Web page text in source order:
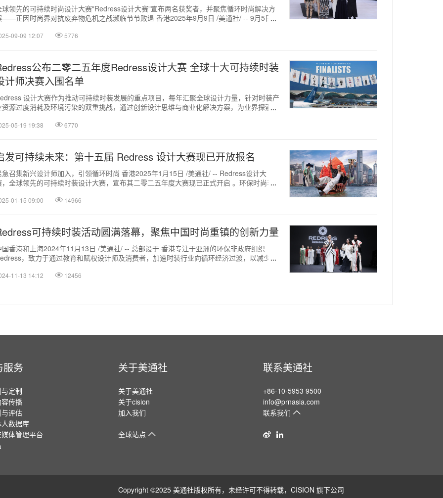
球领先的可持续时尚设计大赛"Redress设计大赛"宣布两名获奖者，并聚焦循环时尚解决方
——正因时尚界对抗废弃物危机之战濒临节节败退 香港2025年9月9日 /美通社/ -- 9月5日，
09-09 12:07 5776
公布二零二五年度Redress设计大赛 全球十大可持续时装
计师决赛入围名单
设计大赛作为推动可持续时装发展的重点项目，每年汇聚全球设计力量，针对时装产
资源过度消耗及环境污染的双重挑战，通过创新设计思维与商业化解决方案，为业界探索可
05-19 19:38 6770
发可持续未来：第十五届 Redress 设计大赛现已开放报名
急召集新兴设计师加入，引领循环时尚 香港2025年1月15日 /美通社/ -- Redress设计大
，全球领先的可持续时装设计大赛，宣布其二零二五年度大赛现已正式开启 。环保时尚非
01-15 09:00 14966
可持续时装活动圆满落幕，聚焦中国时尚重镇的创新力量
国香港和上海2024年11月13日 /美通社/ -- 总部设于 香港专注于亚洲的环保非政府组织
，致力于通过教育和赋权设计师及消费者，加速时装行业向循环经济过渡，以减少服
11-13 14:12 12456
服务
定制
传播
评估
数据库
体管理平台
关于美通社
关于美通社
关于cision
加入我们
全球站点
联系美通社
+86-10-5953 9500
info@prnasia.com
联系我们
Copyright ©2025 美通社版权所有，未经许可不得转载，CISION 旗下公司